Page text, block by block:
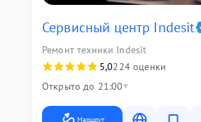
Сервисный центр Indesit
Ремонт техники Indesit
5,0224 оценки
Открыто до 21:00
Маршрут